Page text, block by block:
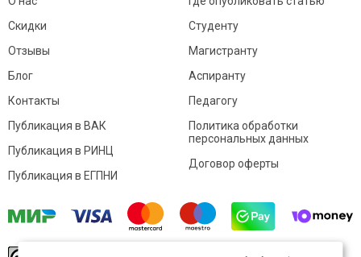
Скидки
Отзывы
Блог
Контакты
Студенту
Магистранту
Аспиранту
Педагогу
Публикация в ВАК
Публикация в РИНЦ
Публикация в ЕГПНИ
Политика обработки
персональных данных
Договор оферты